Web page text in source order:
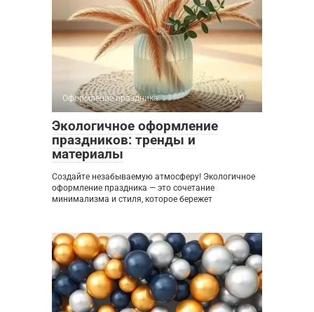
Оформление праздника 0
Экологичное оформление
праздников: тренды и
материалы
Создайте незабываемую атмосферу! Экологичное
оформление праздника — это сочетание
минимализма и стиля, которое бережет